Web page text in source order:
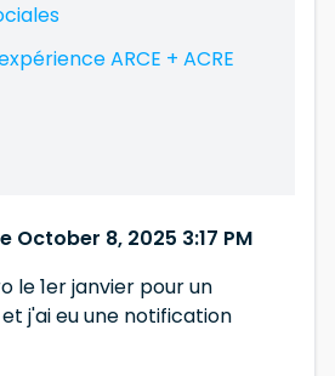
ARCE + ACRE
October 8, 2025 3:17 PM
le 1er janvier pour un
j'ai eu une notification